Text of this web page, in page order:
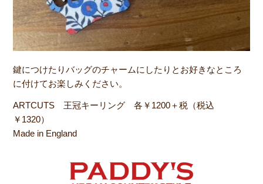
鍵につけたりバッグのチャームにしたりとお好きなところ
に付けてお楽しみください。
ARTCUTS 王冠キーリング 各￥1200＋税（税込
￥1320）
Made in England